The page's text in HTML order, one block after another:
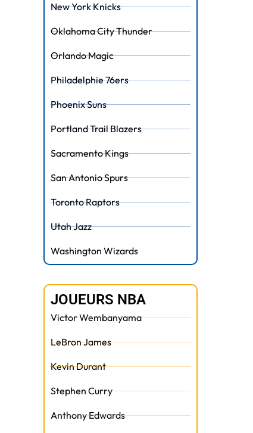
New York Knicks
Oklahoma City Thunder
Orlando Magic
Philadelphie 76ers
Phoenix Suns
Portland Trail Blazers
Sacramento Kings
San Antonio Spurs
Toronto Raptors
Utah Jazz
Washington Wizards
JOUEURS NBA
Victor Wembanyama
LeBron James
Kevin Durant
Stephen Curry
Anthony Edwards